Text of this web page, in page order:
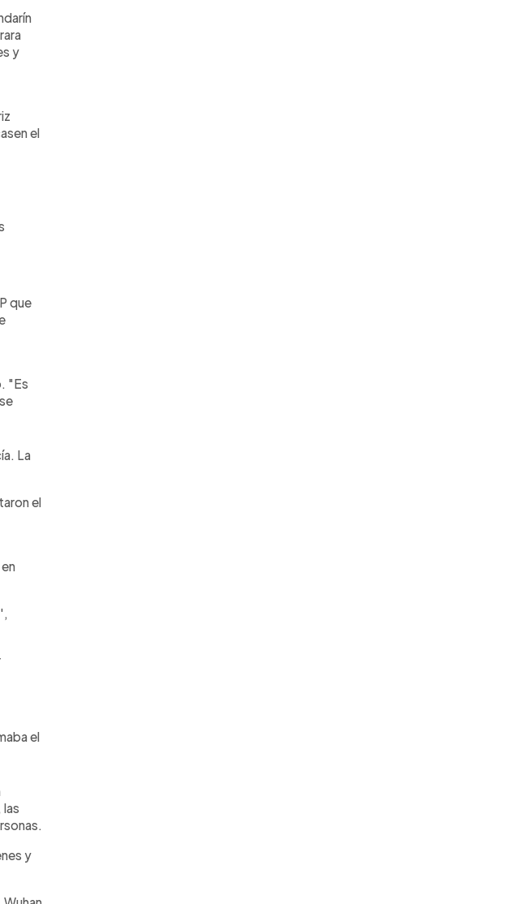
y
el
que
"Es
La
el
el
y